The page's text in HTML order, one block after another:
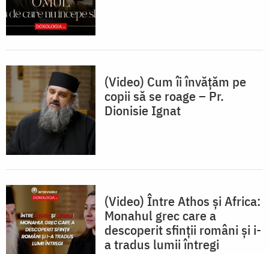
(Video) Cum îi învățăm pe
copii să se roage – Pr.
Dionisie Ignat
(Video) Între Athos și Africa:
Monahul grec care a
descoperit sfinții români și i-
a tradus lumii întregi